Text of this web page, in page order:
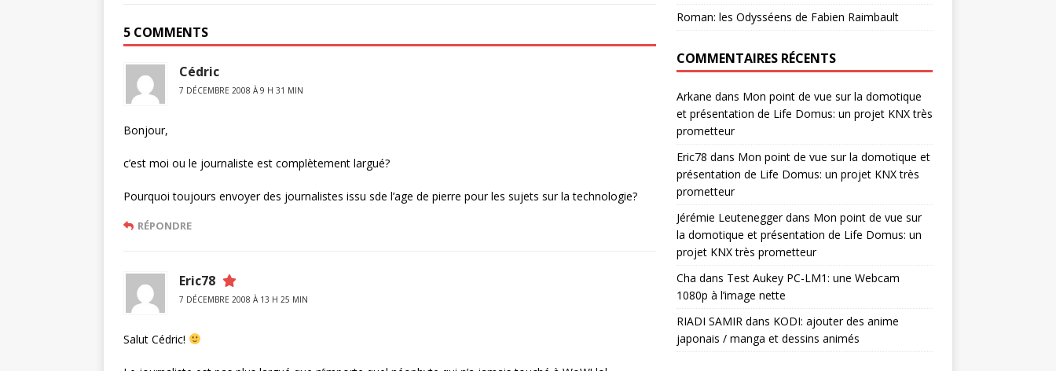
5 COMMENTS
Cédric
7 DÉCEMBRE 2008 À 9 H 31 MIN
Bonjour,
c’est moi ou le journaliste est complètement largué?
Pourquoi toujours envoyer des journalistes issu sde l’age de pierre pour les sujets sur la technologie?
RÉPONDRE
Eric78
7 DÉCEMBRE 2008 À 13 H 25 MIN
Salut Cédric!
Roman: les Odysséens de Fabien Raimbault
COMMENTAIRES RÉCENTS
Arkane dans Mon point de vue sur la domotique
et présentation de Life Domus: un projet KNX très
prometteur
Eric78 dans Mon point de vue sur la domotique et
présentation de Life Domus: un projet KNX très
prometteur
Jérémie Leuteneggerdans Mon point de vue sur
la domotique et présentation de Life Domus: un
projet KNX très prometteur
Cha dans Test Aukey PC-LM1: une Webcam
1080p à l’image nette
RIADI SAMIRdans KODI: ajouter des anime
japonais / manga et dessins animés